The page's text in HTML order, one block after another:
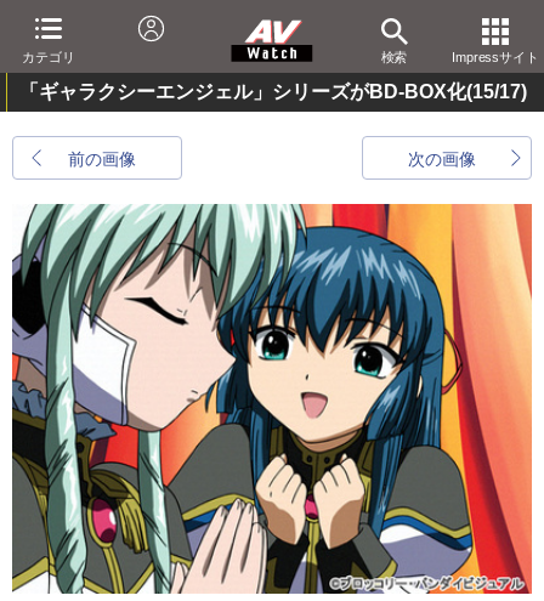
カテゴリ 検索 Impressサイト
「ギャラクシーエンジェル」シリーズがBD-BOX化(15/17)
前の画像 次の画像